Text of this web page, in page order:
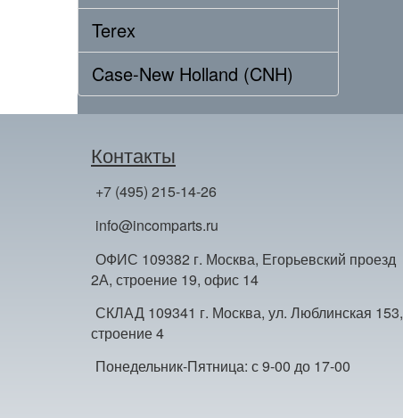
Terex
Case-New Holland (CNH)
Контакты
+7 (495) 215-14-26
info@incomparts.ru
ОФИС 109382 г. Москва, Егорьевский проезд
2А, строение 19, офис 14
СКЛАД 109341 г. Москва, ул. Люблинская 153,
строение 4
Понедельник-Пятница: с 9-00 до 17-00